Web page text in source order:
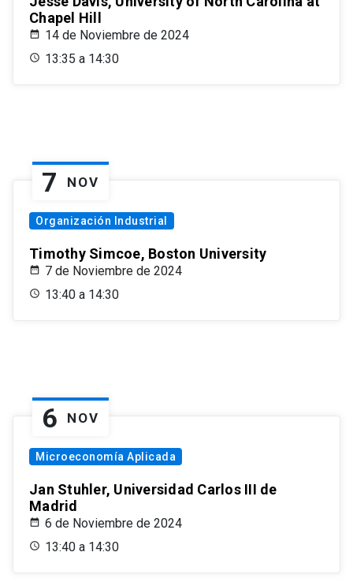
Chapel Hill
14 de Noviembre de 2024
13:35 a 14:30
7 NOV
Organización Industrial
Timothy Simcoe, Boston University
7 de Noviembre de 2024
13:40 a 14:30
6 NOV
Microeconomía Aplicada
Jan Stuhler, Universidad Carlos III de
Madrid
6 de Noviembre de 2024
13:40 a 14:30